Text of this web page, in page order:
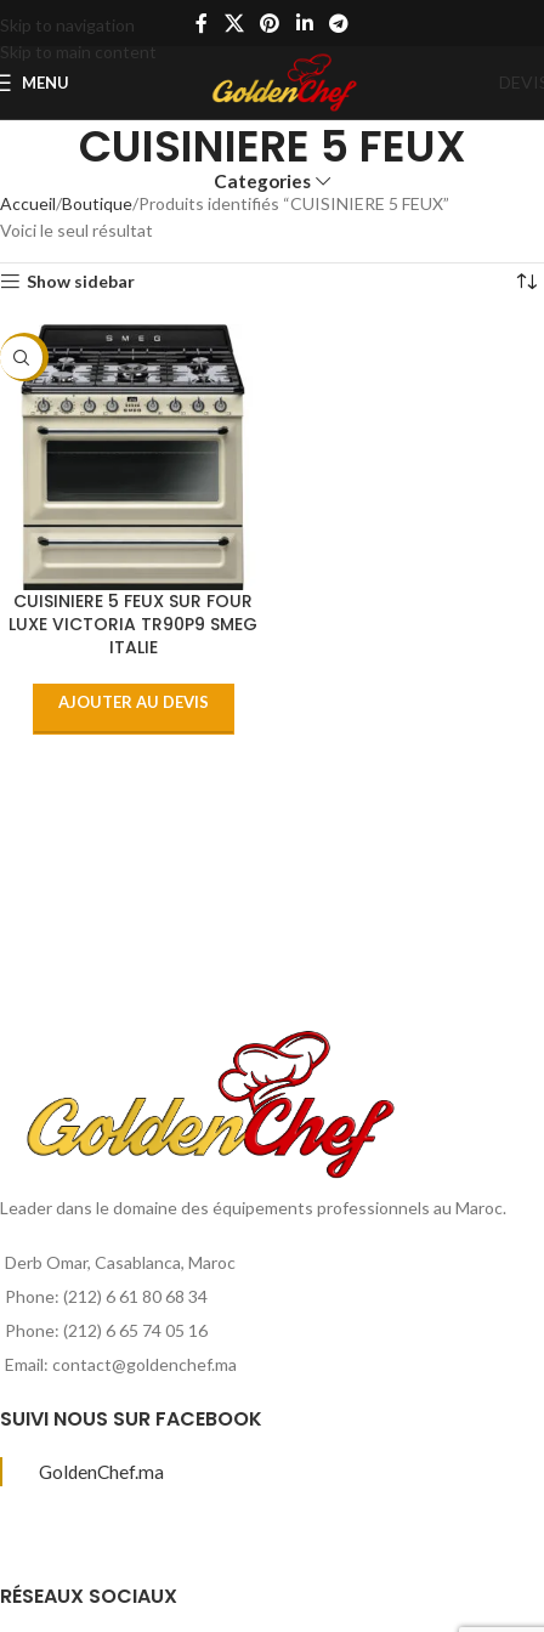
Skip to navigation
Skip to main content
MENU
CUISINIERE 5 FEUX
Categories
Accueil Boutique Produits identifiés “CUISINIERE 5 FEUX”
Voici le seul résultat
Show sidebar
-6%
CUISINIERE 5 FEUX SUR FOUR
LUXE VICTORIA TR90P9 SMEG
ITALIE
AJOUTER AU DEVIS
Leader dans le domaine des équipements professionnels au Maroc.
Derb Omar, Casablanca, Maroc
Phone: (212) 6 61 80 68 34
Phone: (212) 6 65 74 05 16
Email: contact@goldenchef.ma
SUIVI NOUS SUR FACEBOOK
GoldenChef.ma
RÉSEAUX SOCIAUX